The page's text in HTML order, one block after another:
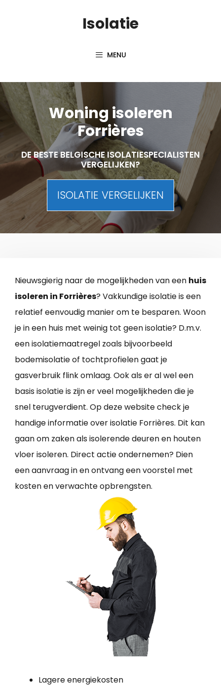
Isolatie
MENU
Woning isoleren
Forrières
DE BESTE BELGISCHE ISOLATIESPECIALISTEN
VERGELIJKEN?
ISOLATIE VERGELIJKEN
Nieuwsgierig naar de mogelijkheden van een huis
isoleren in Forrières? Vakkundige isolatie is een
relatief eenvoudig manier om te besparen. Woon
je in een huis met weinig tot geen isolatie? D.m.v.
een isolatiemaatregel zoals bijvoorbeeld
bodemisolatie of tochtprofielen gaat je
gasverbruik flink omlaag. Ook als er al wel een
basis isolatie is zijn er veel mogelijkheden die je
snel terugverdient. Op deze website check je
handige informatie over isolatie Forrières. Dit kan
gaan om zaken als isolerende deuren en houten
vloer isoleren. Direct actie ondernemen? Dien
een aanvraag in en ontvang een voorstel met
kosten en verwachte opbrengsten.
Lagere energiekosten